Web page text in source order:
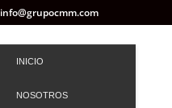
info@grupocmm.com
INICIO
NOSOTROS